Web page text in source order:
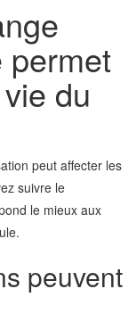
permet
du
peut affecter les
suivre le
le mieux aux
peuvent